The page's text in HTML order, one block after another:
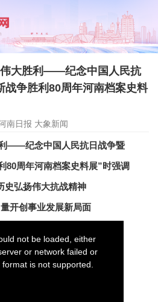
伟大胜利——纪念中国人民抗
战争胜利80周年河南档案史料
南日报 大象新闻
——纪念中国人民抗日战争暨
80周年河南档案史料展”时强调
史弘扬伟大抗战精神
开创事业发展新局面